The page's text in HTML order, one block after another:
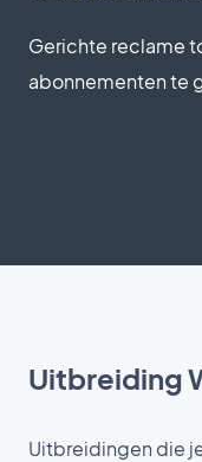
Gerichte reclame
abonnementen te
Uitbreiding
Uitbreidingen die